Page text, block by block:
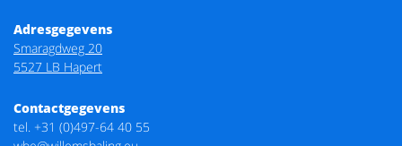
Adresgegevens
Smaragdweg 20
5527 LB Hapert
Contactgegevens
tel. +31 (0)497-64 40 55